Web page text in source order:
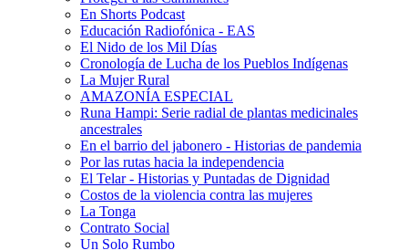
En Shorts Podcast
Educación Radiofónica - EAS
El Nido de los Mil Días
Cronología de Lucha de los Pueblos Indígenas
La Mujer Rural
AMAZONÍA ESPECIAL
Runa Hampi: Serie radial de plantas medicinales
ancestrales
En el barrio del jabonero - Historias de pandemia
Por las rutas hacia la independencia
El Telar - Historias y Puntadas de Dignidad
Costos de la violencia contra las mujeres
La Tonga
Contrato Social
Un Solo Rumbo